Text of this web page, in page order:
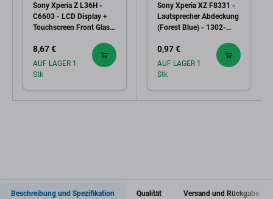
Sony Xperia Z L36H -
C6603 - LCD Display +
Touchscreen Front Glas
8,67 €
AUF LAGER 1
Stk
Sony Xperia XZ F8331 -
Lautsprecher Abdeckung
(Forest Blue) - 1302-
Pack
0,97 €
AUF LAGER 1
Stk
Beschreibung und Spezifikation Qualität Versand und Rückgabe